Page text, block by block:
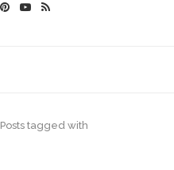
Posts tagged with